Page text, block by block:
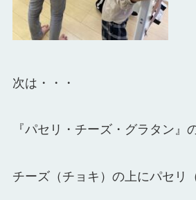
次は・・・
『パセリ・チーズ・グラタン』
チーズ（チョキ）の上にパセリ